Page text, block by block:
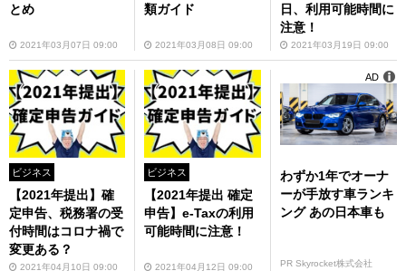
とめ
2021年03月07日 09:00
類ガイド
2021年03月08日 09:00
日、利用可能時間に
注意！
2021年03月19日 09:00
ビジネス
【2021年提出】確
定申告、税務署の受
付時間はコロナ禍で
変更ある？
2021年04月10日 09:00
ビジネス
【2021年提出 確定
申告】e-Taxの利用
可能時間に注意！
2021年04月12日 09:00
わずか1年でオーナ
ーが手放す車ランキ
ング あの日本車も
PR Skyrocket株式会社
AD